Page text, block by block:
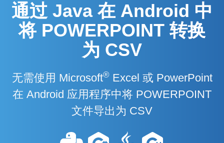
通过 Java 在 Android 中
将 POWERPOINT 转换
为 CSV
无需使用 Microsoft®Excel 或 PowerPoint
在 Android 应用程序中将 POWERPOINT
文件导出为 CSV